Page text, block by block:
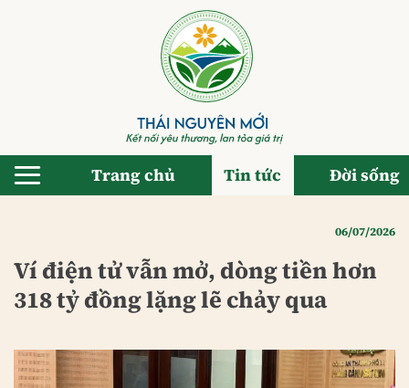
Trang chủ Tin tức Đời sống
06/07/2026
Ví điện tử vẫn mở, dòng tiền hơn
318 tỷ đồng lặng lẽ chảy qua